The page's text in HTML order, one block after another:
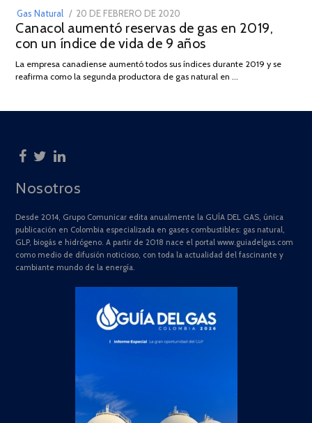
Gas Natural
POSTED
ON
20 DE FEBRERO DE 2020
DE
JULIO
2025
Canacol aumentó reservas de gas en 2019,
con un índice de vida de 9 años
La empresa canadiense aumentó todos sus índices durante 2019 y se
reafirma como la segunda productora de gas natural en …
Nosotros
Desde 2014, Grupo Comunicar edita anualmente la GUÍA DEL GAS, única
publicación en Colombia especializada en gases combustibles: gas natural,
GLP, biogás e hidrógeno. A partir de 2018 nace el portal www.guiadelgas.com
como medio de difusión noticioso, con toda la actualidad del fascinante y
cambiante mundo de la energía.